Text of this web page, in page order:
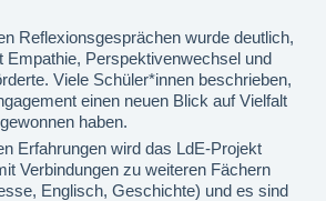
Reflexionsgesprächen wurde deutlich,
Empathie, Perspektivenwechsel und
Viele Schüler*innen beschrieben,
einen neuen Blick auf Vielfalt
haben.
Erfahrungen wird das LdE-Projekt
Verbindungen zu weiteren Fächern
Englisch, Geschichte) und es sind